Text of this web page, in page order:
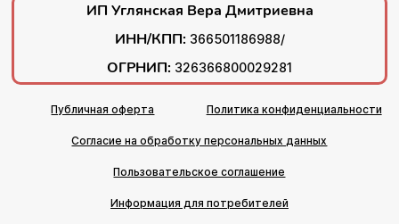
ИП Углянская Вера Дмитриевна
ИНН/КПП: 366501186988/
ОГРНИП: 326366800029281
Публичная оферта Политика конфиденциальности
Согласие на обработку персональных данных
Пользовательское соглашение
Информация для потребителей